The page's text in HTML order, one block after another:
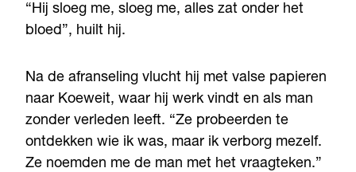
“Hij sloeg me, sloeg me, alles zat onder het
bloed”, huilt hij.
Na de afranseling vlucht hij met valse papieren
naar Koeweit, waar hij werk vindt en als man
zonder verleden leeft. “Ze probeerden te
ontdekken wie ik was, maar ik verborg mezelf.
Ze noemden me de man met het vraagteken.”